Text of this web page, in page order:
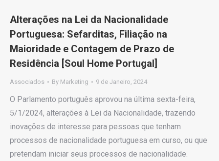
Alterações na Lei da Nacionalidade
Portuguesa: Sefarditas, Filiação na
Maioridade e Contagem de Prazo de
Residência [Soul Home Portugal]
Associados By Marketing 9 de Janeiro, 2024
O Parlamento português aprovou na última sexta-feira,
5/1/2024, alterações à Lei da Nacionalidade, trazendo
inovações de interesse para pessoas que tenham
processos de nacionalidade portuguesa em curso, ou que
pretendam iniciar seus processos de nacionalidade.